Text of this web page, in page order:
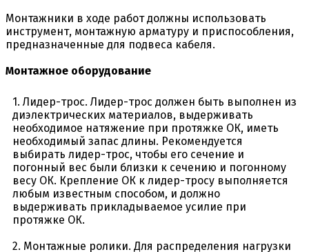
Монтажники в ходе работ должны использовать
инструмент, монтажную арматуру и приспособления,
предназначенные для подвеса кабеля.
Монтажное оборудование
1. Лидер-трос. Лидер-трос должен быть выполнен из
диэлектрических материалов, выдерживать
необходимое натяжение при протяжке ОК, иметь
необходимый запас длины. Рекомендуется
выбирать лидер-трос, чтобы его сечение и
погонный вес были близки к сечению и погонному
весу ОК. Крепление ОК к лидер-тросу выполняется
любым известным способом, и должно
выдерживать прикладываемое усилие при
протяжке ОК.
2. Монтажные ролики. Для распределения нагрузки